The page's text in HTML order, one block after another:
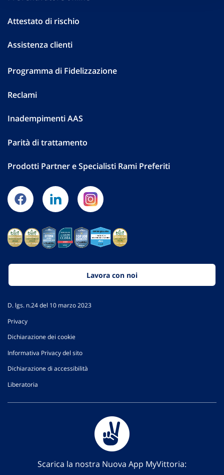
Attestato di rischio
Assistenza clienti
Programma di Fidelizzazione
Reclami
Inadempimenti AAS
Parità di trattamento
Prodotti Partner e Specialisti Rami Preferiti
Lavora con noi
D. lgs. n.24 del 10 marzo 2023
Privacy
Dichiarazione dei cookie
Informativa Privacy del sito
Dichiarazione di accessibilità
Liberatoria
Scarica la nostra Nuova App MyVittoria: